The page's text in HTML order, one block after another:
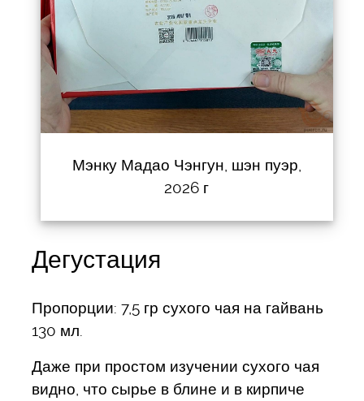
Мэнку Мадао Чэнгун, шэн пуэр,
2026 г
Дегустация
Пропорции: 7,5 гр сухого чая на гайвань
130 мл.
Даже при простом изучении сухого чая
видно, что сырье в блине и в кирпиче